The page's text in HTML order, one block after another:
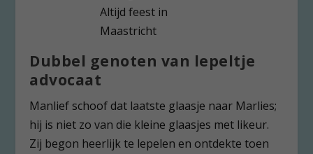
Altijd feest in
Maastricht
Dubbel genoten van lepeltje
advocaat
Manlief schoof dat laatste glaasje naar Marlies;
hij is niet zo van die kleine glaasjes met likeur.
Zij begon heerlijk te lepelen en ontdekte toen